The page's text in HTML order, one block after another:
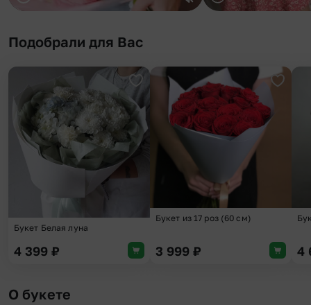
Подобрали для Вас
Добавить в избранное
Букет Белая луна
4 399 ₽
Букет из 17 роз (60 см)
3 999 ₽ 4
О букете